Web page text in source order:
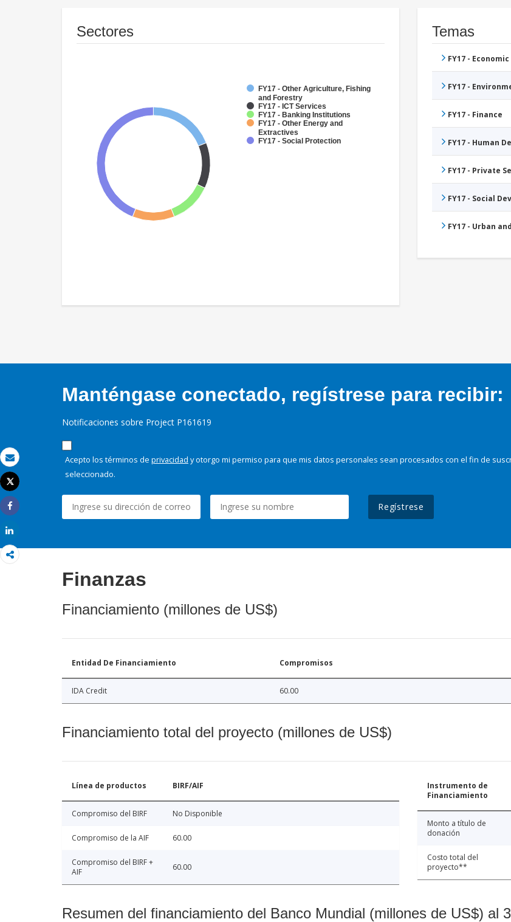
Correo electrónico
Imprimir
Tweet
Share
Sectores
FY17 - Other Agriculture, Fishing
and Forestry
FY17 - ICT Services
FY17 - Banking Institutions
FY17 - Other Energy and
Extractives
FY17 - Social Protection
Temas
FY17 -
FY17 -
FY17 - Finance
FY17 - Human
FY17 - Private
FY17 - Social
FY17 - Urban
Manténgase conectado, regístrese para recibir:
Notificaciones sobre Project P161619
Acepto los términos de privacidad y otorgo mi permiso para que mis datos personales sean procesados con el fin de
seleccionado.
Regístrese
Finanzas
Financiamiento (millones de US$)
Entidad De Financiamiento Compromisos
IDA Credit 60.00
Financiamiento total del proyecto (millones de US$)
Línea de productos BIRF/AIF
Compromiso del BIRF No Disponible
Compromiso de la AIF 60.00
Compromiso del BIRF +
AIF
60.00
Instrumento de
Financiamiento
Monto a título de
donación
Costo total del
proyecto**
Resumen del financiamiento del Banco Mundial (millones de US$) al